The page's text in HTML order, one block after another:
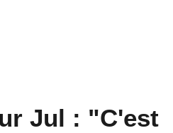
Jul : "C'est